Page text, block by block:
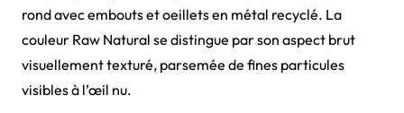
rond avec embouts et oeillets en métal recyclé. La
couleur Raw Natural se distingue par son aspect brut
visuellement texturé, parsemée de fines particules
visibles à l’œil nu.